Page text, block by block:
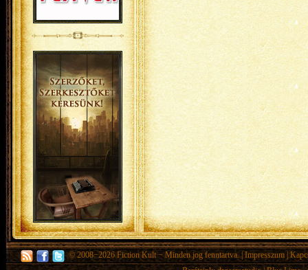
© 2008−2026 Fiction Kult − Minden jog fenntartva. | Impresszum|